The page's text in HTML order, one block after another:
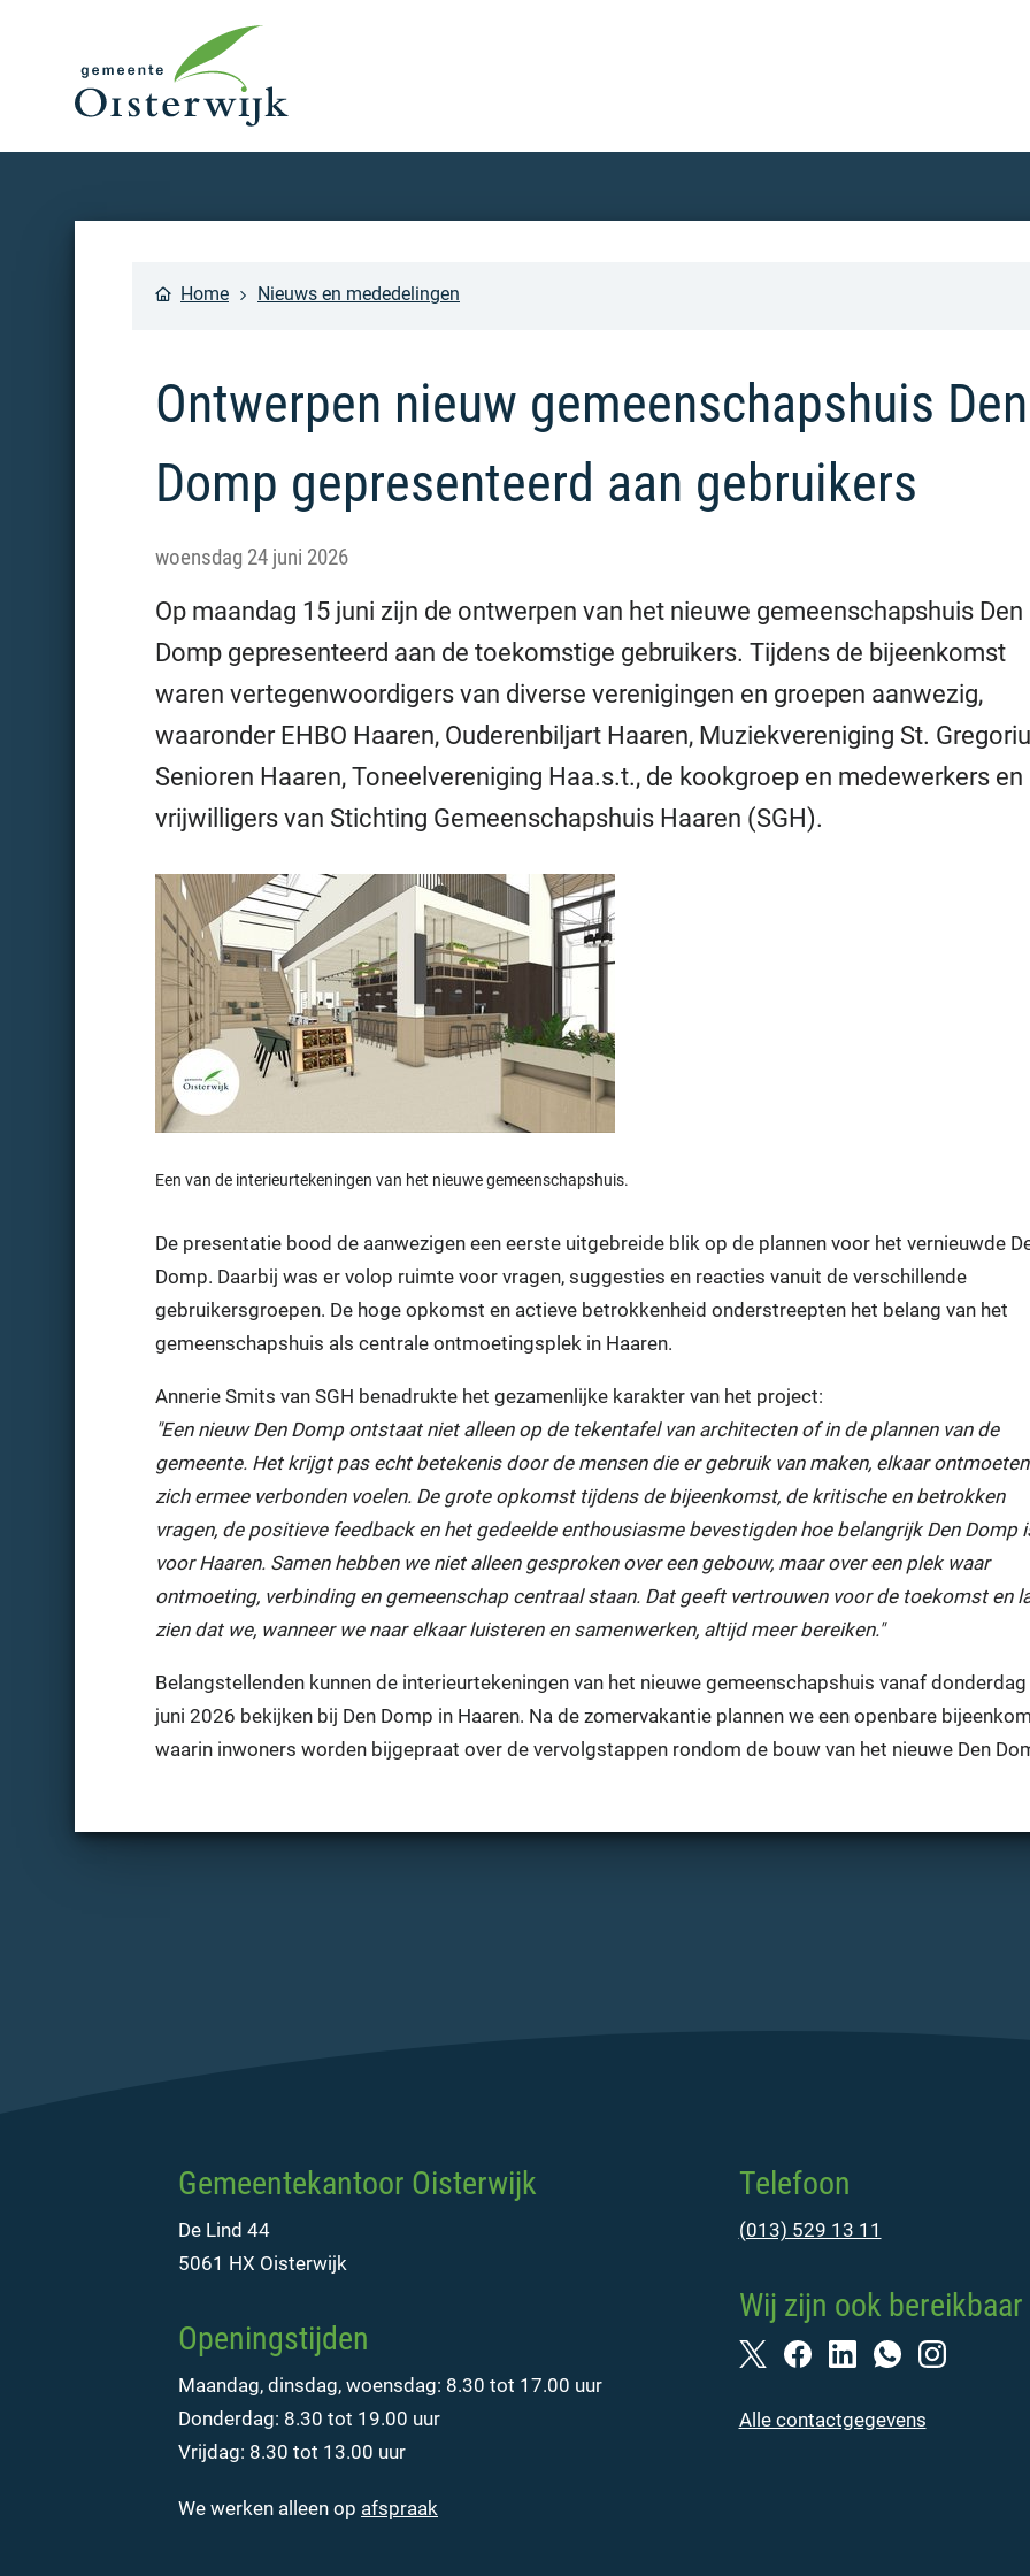
Home Nieuws en mededelingen
Ontwerpen nieuw gemeenschapshuis Den
Domp gepresenteerd aan gebruikers
woensdag 24 juni 2026
Op maandag 15 juni zijn de ontwerpen van het nieuwe gemeenschapshuis Den
Domp gepresenteerd aan de toekomstige gebruikers. Tijdens de bijeenkomst
waren vertegenwoordigers van diverse verenigingen en groepen aanwezig,
waaronder EHBO Haaren, Ouderenbiljart Haaren, Muziekvereniging St.
Senioren Haaren, Toneelvereniging Haa.s.t., de kookgroep en medewerkers en
vrijwilligers van Stichting Gemeenschapshuis Haaren (SGH).
Een van de interieurtekeningen van het nieuwe gemeenschapshuis.
De presentatie bood de aanwezigen een eerste uitgebreide blik op de plannen voor het vernieuwde
Domp. Daarbij was er volop ruimte voor vragen, suggesties en reacties vanuit de verschillende
gebruikersgroepen. De hoge opkomst en actieve betrokkenheid onderstreepten het belang van het
gemeenschapshuis als centrale ontmoetingsplek in Haaren.
Annerie Smits van SGH benadrukte het gezamenlijke karakter van het project:
"Een nieuw Den Domp ontstaat niet alleen op de tekentafel van architecten of in de plannen van de
gemeente. Het krijgt pas echt betekenis door de mensen die er gebruik van maken, elkaar
zich ermee verbonden voelen. De grote opkomst tijdens de bijeenkomst, de kritische en betrokken
vragen, de positieve feedback en het gedeelde enthousiasme bevestigden hoe belangrijk Den Domp
voor Haaren. Samen hebben we niet alleen gesproken over een gebouw, maar over een plek waar
ontmoeting, verbinding en gemeenschap centraal staan. Dat geeft vertrouwen voor de toekomst en
zien dat we, wanneer we naar elkaar luisteren en samenwerken, altijd meer bereiken."
Belangstellenden kunnen de interieurtekeningen van het nieuwe gemeenschapshuis vanaf
juni 2026 bekijken bij Den Domp in Haaren. Na de zomervakantie plannen we een openbare
waarin inwoners worden bijgepraat over de vervolgstappen rondom de bouw van het nieuwe Den
Gemeentekantoor Oisterwijk
De Lind 44
5061 HX Oisterwijk
Openingstijden
Maandag, dinsdag, woensdag: 8.30 tot 17.00 uur
Donderdag: 8.30 tot 19.00 uur
Vrijdag: 8.30 tot 13.00 uur
We werken alleen op afspraak
Telefoon
(013) 529 13 11
Wij zijn ook bereikbaar
Alle contactgegevens